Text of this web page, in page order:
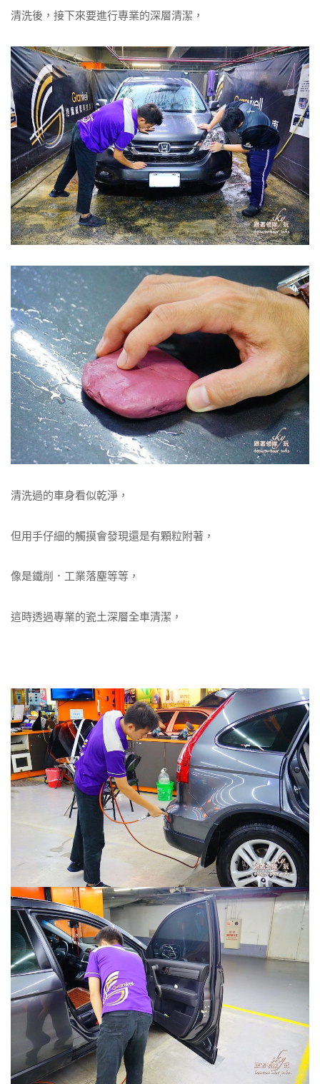
清洗後，接下來要進行專業的深層清潔，
清洗過的車身看似乾淨，
但用手仔細的觸摸會發現還是有顆粒附著，
像是鐵削．工業落塵等等，
這時透過專業的瓷土深層全車清潔，